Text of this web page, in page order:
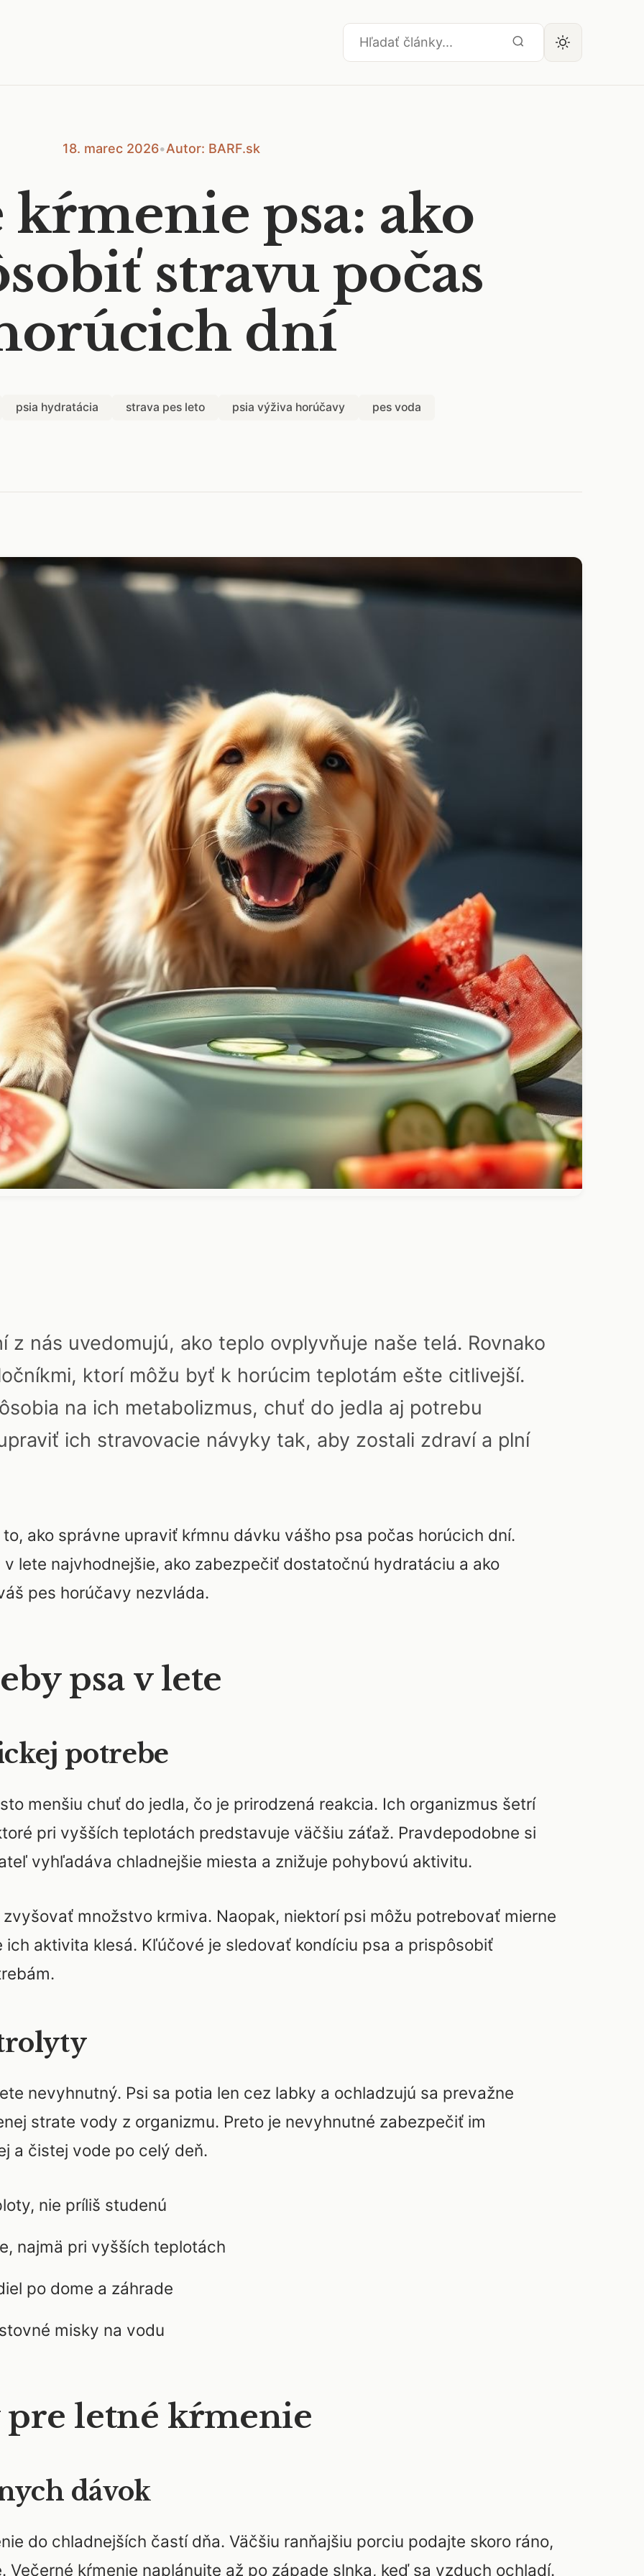
18. marec 2026•Autor: BARF.sk
psa: ako
stravu počas
dní
psia hydratácia strava pes leto psia výživa horúčavy pes voda
z nás uvedomujú, ako teplo ovplyvňuje naše telá. Rovnako
ktorí môžu byť k horúcim teplotám ešte citlivejší.
na ich metabolizmus, chuť do jedla aj potrebu
ich stravovacie návyky tak, aby zostali zdraví a plní
ako správne upraviť kŕmnu dávku vášho psa počas horúcich dní.
lete najvhodnejšie, ako zabezpečiť dostatočnú hydratáciu a ako
pes horúčavy nezvláda.
psa v lete
potrebe
menšiu chuť do jedla, čo je prirodzená reakcia. Ich organizmus šetrí
pri vyšších teplotách predstavuje väčšiu záťaž. Pravdepodobne si
vyhľadáva chladnejšie miesta a znižuje pohybovú aktivitu.
množstvo krmiva. Naopak, niektorí psi môžu potrebovať mierne
aktivita klesá. Kľúčové je sledovať kondíciu psa a prispôsobiť
nevyhnutný. Psi sa potia len cez labky a ochladzujú sa prevažne
strate vody z organizmu. Preto je nevyhnutné zabezpečiť im
a čistej vode po celý deň.
nie príliš studenú
najmä pri vyšších teplotách
po dome a záhrade
misky na vodu
letné kŕmenie
dávok
do chladnejších častí dňa. Väčšiu ranňajšiu porciu podajte skoro ráno,
Večerné kŕmenie naplánujte až po západe slnka, keď sa vzduch ochladí.